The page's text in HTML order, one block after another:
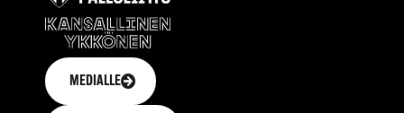
MEDIALLE